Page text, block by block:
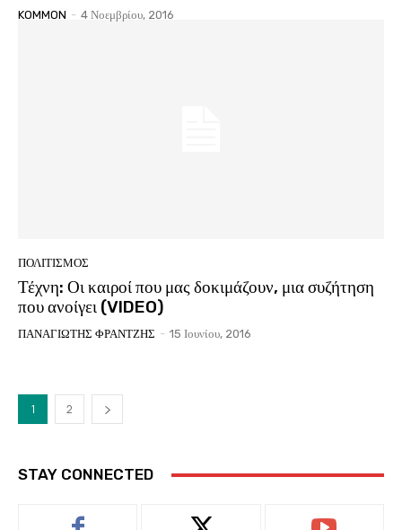
KOMMON - 4 Νοεμβρίου, 2016
ΠΟΛΙΤΙΣΜΟΣ
Τέχνη: Οι καιροί που μας δοκιμάζουν, μια συζήτηση
που ανοίγει (VIDEO)
ΠΑΝΑΓΙΩΤΗΣ ΦΡΑΝΤΖΗΣ - 15 Ιουνίου, 2016
1 2
STAY CONNECTED